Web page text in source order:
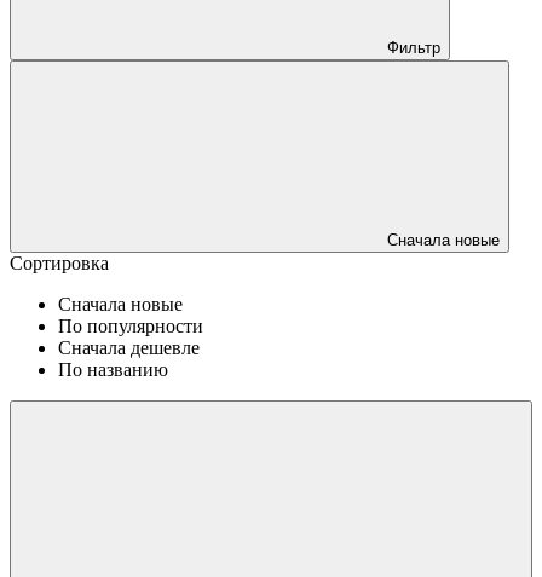
Фильтр
Сначала новые
Сортировка
Сначала новые
По популярности
Сначала дешевле
По названию